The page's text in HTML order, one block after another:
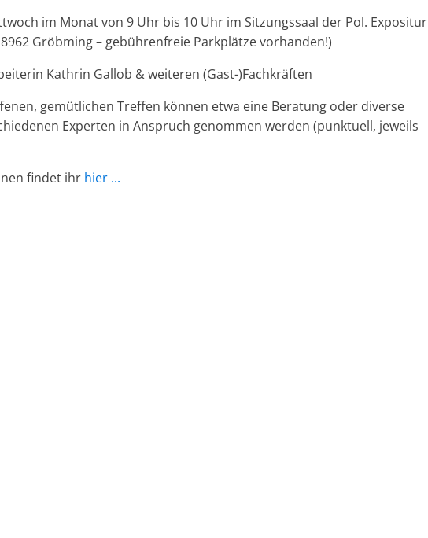
im Monat von 9 Uhr bis 10 Uhr im Sitzungssaal der Pol. Expositur
Gröbming – gebührenfreie Parkplätze vorhanden!)
Kathrin Gallob & weiteren (Gast-)Fachkräften
gemütlichen Treffen können etwa eine Beratung oder diverse
Experten in Anspruch genommen werden (punktuell, jeweils
findet ihr hier ...